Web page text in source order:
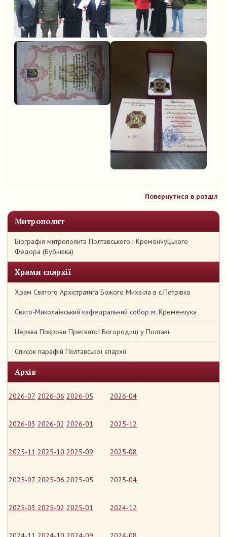
Митрополит
Біографія митрополита Полтавського і Кременчуцького
Федора (Бубнюка)
Храми єпархії
Храм Святого Архістратига Божого Михаїла в с.Петрівка
Свято-Миколаївський кафедральний собор м. Кременчука
Церква Покрови Пресвятої Богородиці у Полтаві
Список парафій Полтавської єпархії
Архів
2026-07 2026-06 2026-05 2026-04
2026-03 2026-02 2026-01 2025-12
2025-11 2025-10 2025-09 2025-08
2025-07 2025-06 2025-05 2025-04
2025-03 2025-02 2025-01 2024-12
Повернутися в розділ